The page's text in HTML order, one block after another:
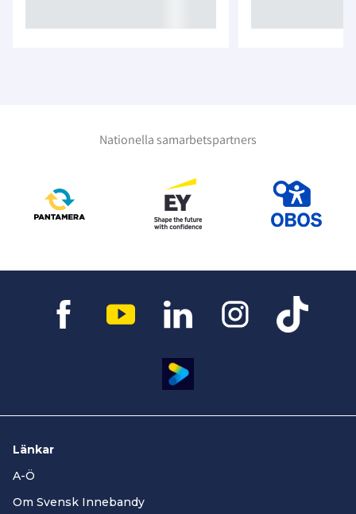
Nationella samarbetspartners
Länkar
A-Ö
Om Svensk Innebandy